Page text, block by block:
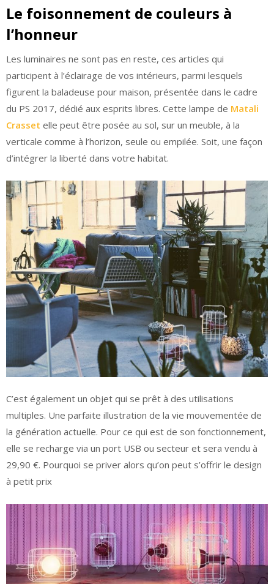
Le foisonnement de couleurs à
l’honneur
Les luminaires ne sont pas en reste, ces articles qui
participent à l’éclairage de vos intérieurs, parmi lesquels
figurent la baladeuse pour maison, présentée dans le cadre
du PS 2017, dédié aux esprits libres. Cette lampe de Matali
Crasset elle peut être posée au sol, sur un meuble, à la
verticale comme à l’horizon, seule ou empilée. Soit, une façon
d’intégrer la liberté dans votre habitat.
C’est également un objet qui se prêt à des utilisations
multiples. Une parfaite illustration de la vie mouvementée de
la génération actuelle. Pour ce qui est de son fonctionnement,
elle se recharge via un port USB ou secteur et sera vendu à
29,90 €. Pourquoi se priver alors qu’on peut s’offrir le design
à petit prix